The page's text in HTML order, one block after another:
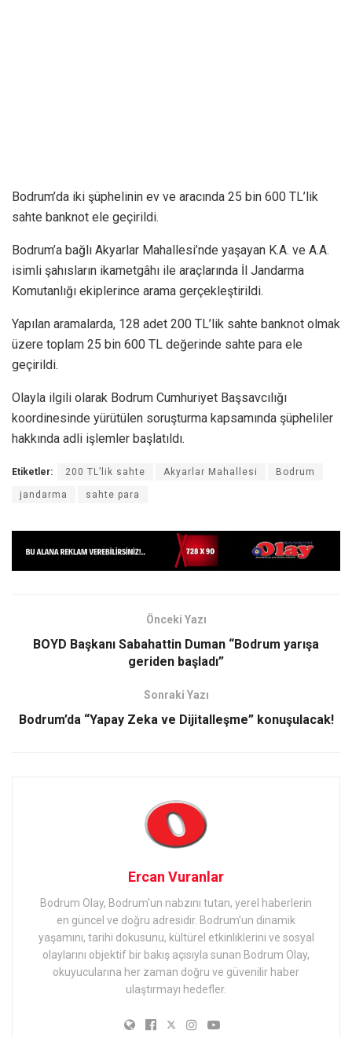
Bodrum’da iki şüphelinin ev ve aracında 25 bin 600 TL’lik
sahte banknot ele geçirildi.
Bodrum’a bağlı Akyarlar Mahallesi’nde yaşayan K.A. ve A.A.
isimli şahısların ikametgâhı ile araçlarında İl Jandarma
Komutanlığı ekiplerince arama gerçekleştirildi.
Yapılan aramalarda, 128 adet 200 TL’lik sahte banknot olmak
üzere toplam 25 bin 600 TL değerinde sahte para ele
geçirildi.
Olayla ilgili olarak Bodrum Cumhuriyet Başsavcılığı
koordinesinde yürütülen soruşturma kapsamında şüpheliler
hakkında adli işlemler başlatıldı.
Etiketler: 200 TL’lik sahte Akyarlar Mahallesi Bodrum
jandarma sahte para
Önceki Yazı
BOYD Başkanı Sabahattin Duman “Bodrum yarışa
geriden başladı”
Sonraki Yazı
Bodrum’da “Yapay Zeka ve Dijitalleşme” konuşulacak!
Ercan Vuranlar
Bodrum Olay, Bodrum'un nabzını tutan, yerel haberlerin
en güncel ve doğru adresidir. Bodrum'un dinamik
yaşamını, tarihi dokusunu, kültürel etkinliklerini ve sosyal
olaylarını objektif bir bakış açısıyla sunan Bodrum Olay,
okuyucularına her zaman doğru ve güvenilir haber
ulaştırmayı hedefler.